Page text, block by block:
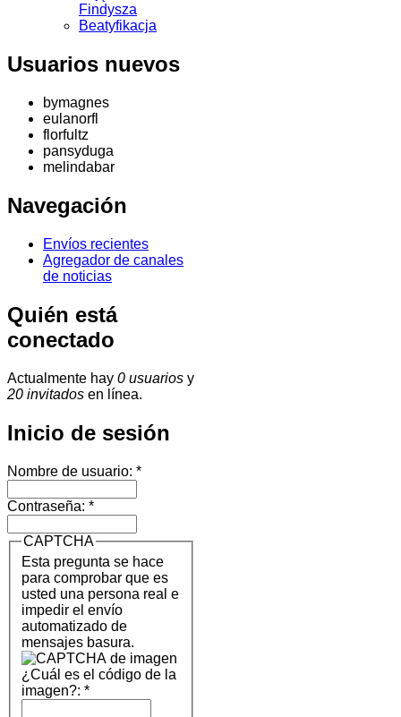
Findysza
Beatyfikacja
Usuarios nuevos
bymagnes
eulanorfl
florfultz
pansyduga
melindabar
Navegación
Envíos recientes
Agregador de canales
de noticias
Quién está
conectado
Actualmente hay 0 usuarios y
20 invitados en línea.
Inicio de sesión
Nombre de usuario: *
Contraseña: *
CAPTCHA
Esta pregunta se hace
para comprobar que es
usted una persona real e
impedir el envío
automatizado de
mensajes basura.
¿Cuál es el código de la
imagen?: *